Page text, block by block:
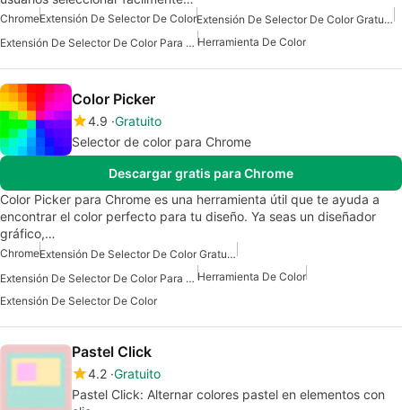
ChromeExtensión De Selector De Color
Extensión De Selector De Color Gratuita
Extensión De Selector De Color Para Chrome Herramienta De Color
Color Picker
4.9 Gratuito
Selector de color para Chrome
Descargar gratis para Chrome
Color Picker para Chrome es una herramienta útil que te ayuda a
encontrar el color perfecto para tu diseño. Ya seas un diseñador
gráfico,…
Chrome
Extensión De Selector De Color Gratuita
Extensión De Selector De Color Para Chrome Herramienta De Color
Extensión De Selector De Color
Pastel Click
4.2 Gratuito
Pastel Click: Alternar colores pastel en elementos con